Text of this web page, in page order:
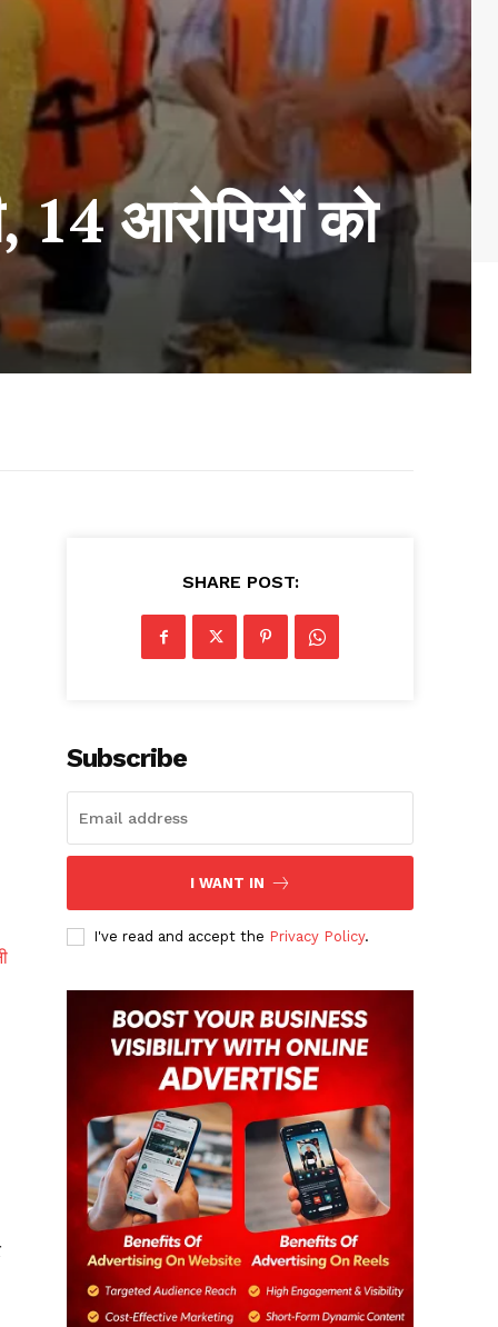
14 आरोपियों को
SHARE POST:
Subscribe
I WANT IN
I've read and accept the Privacy Policy.